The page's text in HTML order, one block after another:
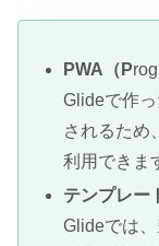
PWA（P
Glideで作
されるため
利用できま
テンプレー
Glideでは